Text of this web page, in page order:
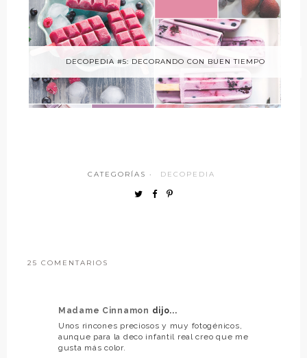
DECOPEDIA #5: DECORANDO CON BUEN TIEMPO
CATEGORÍAS · DECOPEDIA
25 COMENTARIOS
Madame Cinnamon dijo...
Unos rincones preciosos y muy fotogénicos,
aunque para la deco infantil real creo que me
gusta más color.